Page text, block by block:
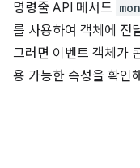
명령줄 API 메서드
를 사용하여 객체에 전
그러면 이벤트 객체가
용 가능한 속성을 확인